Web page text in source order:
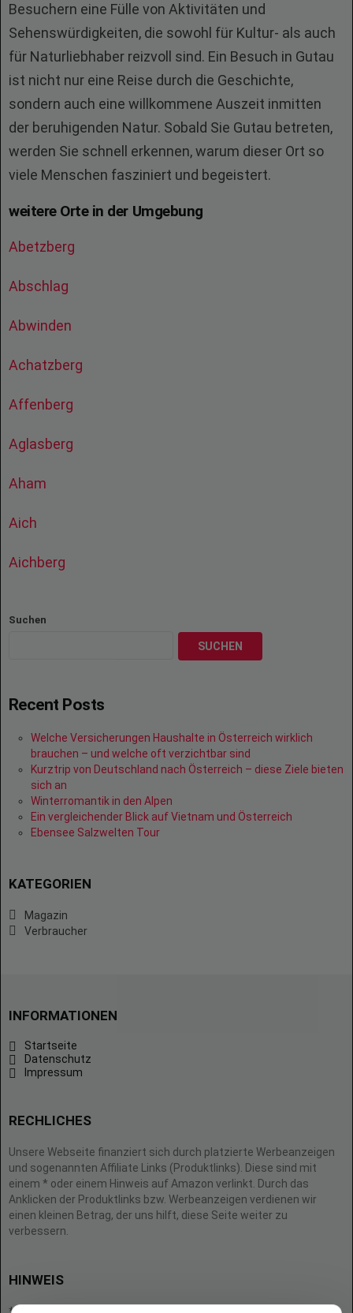
Besuchern eine Fülle von Aktivitäten und
Sehenswürdigkeiten, die sowohl für Kultur- als auch
für Naturliebhaber reizvoll sind. Ein Besuch in Gutau
ist nicht nur eine Reise durch die Geschichte,
sondern auch eine willkommene Auszeit inmitten
der beruhigenden Natur. Sobald Sie Gutau betreten,
werden Sie schnell erkennen, warum dieser Ort so
viele Menschen fasziniert und begeistert.
weitere Orte in der Umgebung
Abetzberg
Abschlag
Abwinden
Achatzberg
Affenberg
Aglasberg
Aham
Aich
Aichberg
Suchen
SUCHEN
Recent Posts
Welche Versicherungen Haushalte in Österreich wirklich
brauchen – und welche oft verzichtbar sind
Kurztrip von Deutschland nach Österreich – diese Ziele bieten
sich an
Winterromantik in den Alpen
Ein vergleichender Blick auf Vietnam und Österreich
Ebensee Salzwelten Tour
KATEGORIEN
Magazin
Verbraucher
INFORMATIONEN
Startseite
Datenschutz
Impressum
RECHLICHES
Unsere Webseite finanziert sich durch platzierte Werbeanzeigen
und sogenannten Affiliate Links (Produktlinks). Diese sind mit
einem * oder einem Hinweis auf Amazon verlinkt. Durch das
Anklicken der Produktlinks bzw. Werbeanzeigen verdienen wir
einen kleinen Betrag, der uns hilft, diese Seite weiter zu
verbessern.
HINWEIS